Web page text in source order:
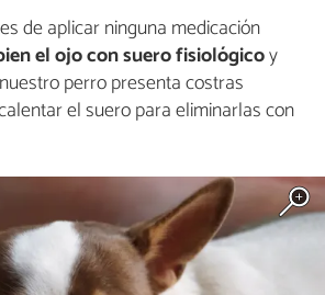
de aplicar ninguna medicación
el ojo con suero fisiológicoy
perro presenta costras
el suero para eliminarlas con